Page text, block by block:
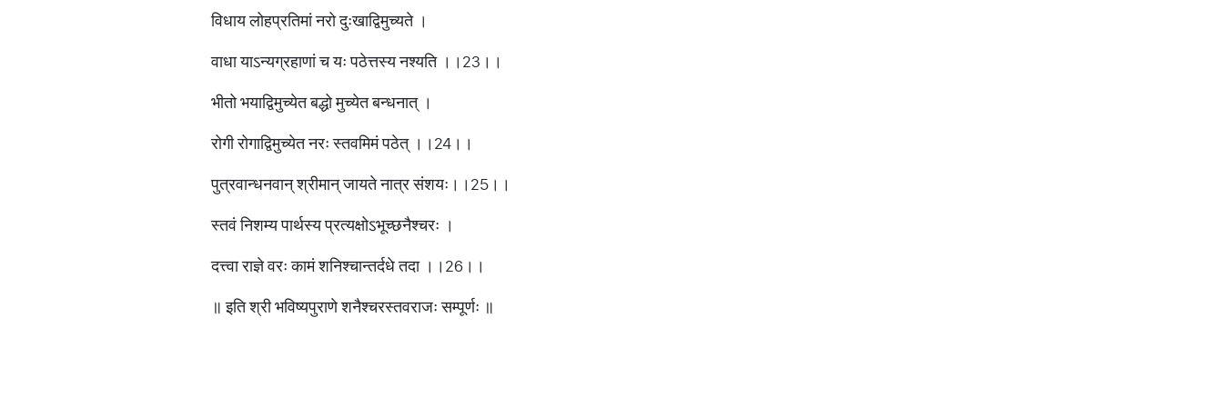
विधाय लोहप्रतिमां नरो दुःखाद्विमुच्यते ।
वाधा याऽन्यग्रहाणां च यः पठेत्तस्य नश्यति ।।23।।
भीतो भयाद्विमुच्येत बद्धो मुच्येत बन्धनात् ।
रोगी रोगाद्विमुच्येत नरः स्तवमिमं पठेत् ।।24।।
पुत्रवान्धनवान् श्रीमान् जायते नात्र संशयः।।25।।
स्तवं निशम्य पार्थस्य प्रत्यक्षोऽभूच्छनैश्चरः ।
दत्त्वा राज्ञे वरः कामं शनिश्चान्तर्दधे तदा ।।26।।
॥ इति श्री भविष्यपुराणे शनैश्चरस्तवराजः सम्पूर्णः ॥